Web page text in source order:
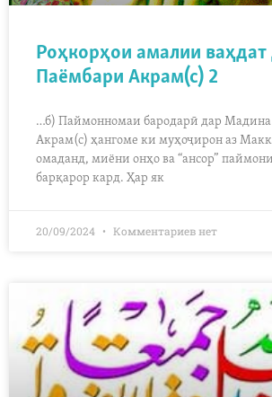
Роҳкорҳои амалии ваҳдат
Паёмбари Акрам(с) 2
…б) Паймонномаи бародарӣ дар
Акрам(с) ҳангоме ки муҳоҷирон аз
омаданд, миёни онҳо ва “ансор”
барқарор кард. Ҳар як
20/09/2024 Комментариев нет